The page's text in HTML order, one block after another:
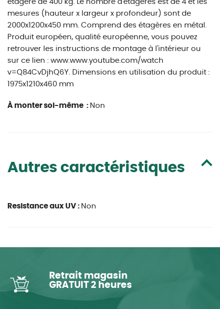
étagère de 400 kg. Le nombre d'étagères est de 4 et les
mesures (hauteur x largeur x profondeur) sont de
2000x1200x450 mm. Comprend des étagères en métal.
Produit européen, qualité européenne, vous pouvez
retrouver les instructions de montage à l'intérieur ou
sur ce lien : www.www.youtube.com/watch
v=Q84CvDjhQ6Y. Dimensions en utilisation du produit :
1975x1210x460 mm
À monter soi-même : Non
Autres caractéristiques
Resistance aux UV : Non
Retrait magasin
GRATUIT 2 heures